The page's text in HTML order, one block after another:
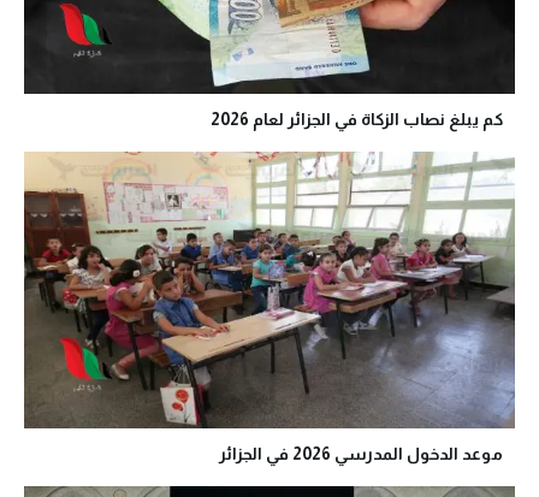
كم يبلغ نصاب الزكاة في الجزائر لعام 2026
موعد الدخول المدرسي 2026 في الجزائر